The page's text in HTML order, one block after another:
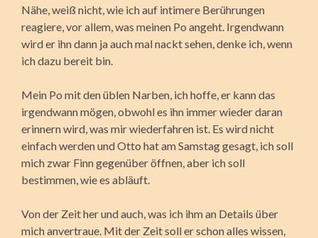
Nähe, weiß nicht, wie ich auf intimere Berührungen
reagiere, vor allem, was meinen Po angeht. Irgendwann
wird er ihn dann ja auch mal nackt sehen, denke ich, wenn
ich dazu bereit bin.
Mein Po mit den üblen Narben, ich hoffe, er kann das
irgendwann mögen, obwohl es ihn immer wieder daran
erinnern wird, was mir wiederfahren ist. Es wird nicht
einfach werden und Otto hat am Samstag gesagt, ich soll
mich zwar Finn gegenüber öffnen, aber ich soll
bestimmen, wie es abläuft.
Von der Zeit her und auch, was ich ihm an Details über
mich anvertraue. Mit der Zeit soll er schon alles wissen,